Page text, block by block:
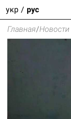
укр рус
Главная/Новости